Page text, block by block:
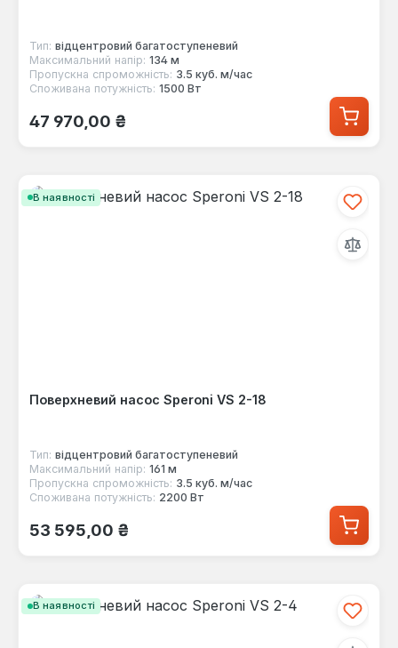
Тип: відцентровий багатоступеневий
Максимальний напір: 134 м
Пропускна спроможність: 3.5 куб. м/час
Споживана потужність: 1500 Вт
Звичайна ціна:
47 970,00 ₴
В наявності
Поверхневий насос Speroni VS 2-18
Тип: відцентровий багатоступеневий
Максимальний напір: 161 м
Пропускна спроможність: 3.5 куб. м/час
Споживана потужність: 2200 Вт
Звичайна ціна:
53 595,00 ₴
В наявності